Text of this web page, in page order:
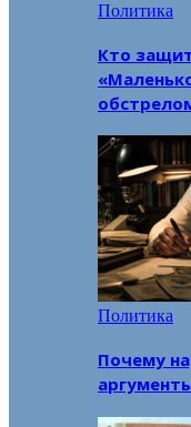
Политика
Кто
Политика
Почему